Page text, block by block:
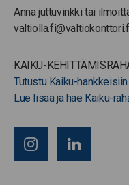
Anna juttuvinkki tai
KAIKU-
Tutustu Kaiku-hankkeisiin
Lue lisää ja hae Kaiku-